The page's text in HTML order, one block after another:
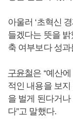
아울러 ‘초혁신
들겠다는 뜻을 밝
축 여부보다 성
구윤철은 “예산
적인 내용을 보지
을 벌게 된다거
다”고 말했다.